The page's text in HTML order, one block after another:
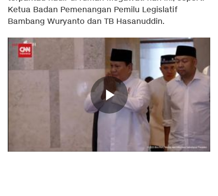
Ketua Badan Pemenangan Pemilu Legislatif
Bambang Wuryanto dan TB Hasanuddin.